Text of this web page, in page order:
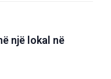
një lokal në